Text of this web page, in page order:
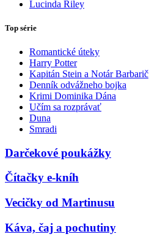
Lucinda Riley
Top série
Romantické úteky
Harry Potter
Kapitán Stein a Notár Barbarič
Denník odvážneho bojka
Krimi Dominika Dána
Učím sa rozprávať
Duna
Smradi
Darčekové poukážky
Čítačky e-kníh
Vecičky od Martinusu
Káva, čaj a pochutiny